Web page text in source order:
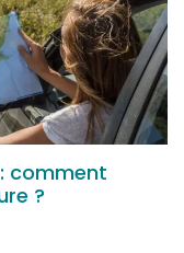
comment
?